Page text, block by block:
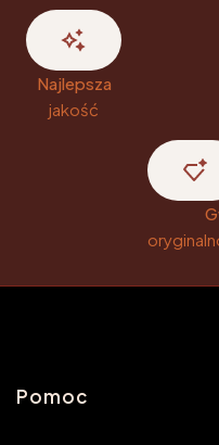
Najlepsza
jakość
Linki w
Pomoc